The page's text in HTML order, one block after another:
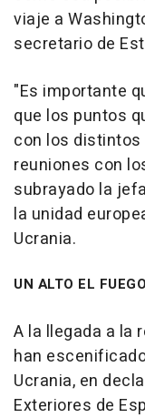
viaje a
secretario de
"Es importante
que los puntos
con los
reuniones con
subrayado la
la unidad
Ucrania.
UN ALTO EL
A la llegada a la
han
Ucrania, en
Exteriores de